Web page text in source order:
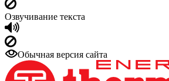
Озвучивание текста
Обычная версия сайта